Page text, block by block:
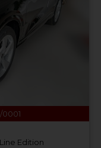
0001
Edition